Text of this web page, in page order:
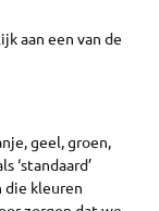
aan een van de
geel, groen,
‘standaard’
die kleuren